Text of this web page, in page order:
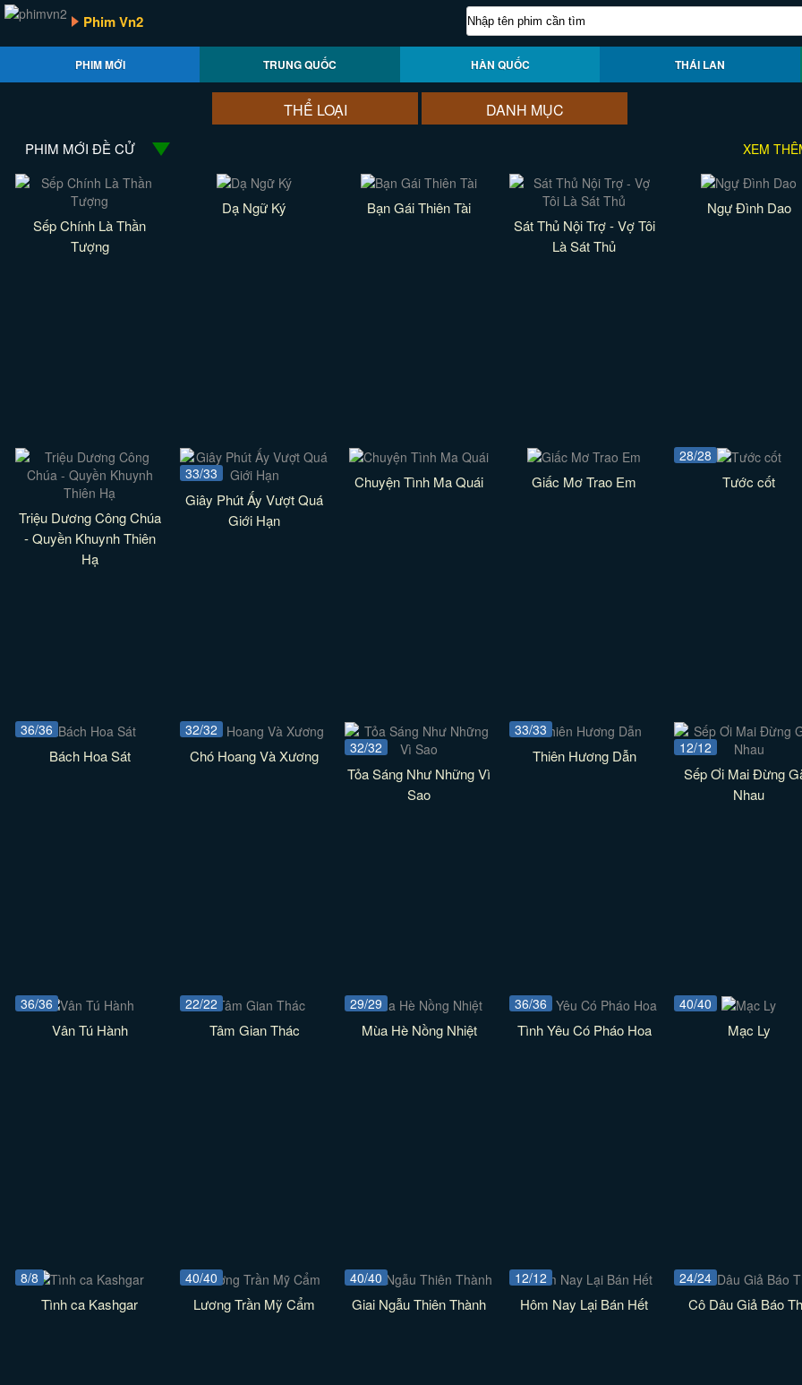
Phim Vn2
PHIM MỚI TRUNG QUỐC HÀN QUỐC THÁI LAN
THỂ LOẠI DANH MỤC
PHIM MỚI ĐỀ CỬ XEM
Sếp Chính Là Thần
Tượng
Dạ Ngữ Ký
Bạn Gái Thiên Tài
Sát Thủ Nội Trợ - Vợ Tôi
Là Sát Thủ
Ngự Đình Dao
Triệu Dương Công Chúa
- Quyền Khuynh Thiên
Hạ
33/33
Giây Phút Ấy Vượt Quá
Giới Hạn
Chuyện Tình Ma Quái Giấc Mơ Trao Em
28/28
Tước cốt
36/36
Bách Hoa Sát
32/32
Chó Hoang Và Xương 32/32
Tỏa Sáng Như Những Vì
Sao
33/33
Thiên Hương Dẫn 12/12
Sếp Ơi Mai Đừng
Nhau
36/36
Vân Tú Hành
22/22
Tâm Gian Thác
29/29
Mùa Hè Nồng Nhiệt
36/36
Tình Yêu Có Pháo Hoa
40/40
Mạc Ly
8/8
Tình ca Kashgar
40/40
Lương Trần Mỹ Cẩm
40/40
Giai Ngẫu Thiên Thành
12/12
Hôm Nay Lại Bán Hết
24/24
Cô Dâu Giả Báo